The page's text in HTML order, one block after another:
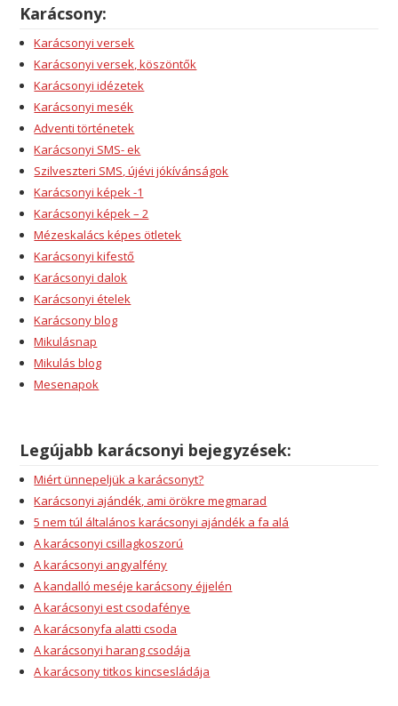
Karácsony:
Karácsonyi versek
Karácsonyi versek, köszöntők
Karácsonyi idézetek
Karácsonyi mesék
Adventi történetek
Karácsonyi SMS- ek
Szilveszteri SMS, újévi jókívánságok
Karácsonyi képek -1
Karácsonyi képek – 2
Mézeskalács képes ötletek
Karácsonyi kifestő
Karácsonyi dalok
Karácsonyi ételek
Karácsony blog
Mikulásnap
Mikulás blog
Mesenapok
Legújabb karácsonyi bejegyzések:
Miért ünnepeljük a karácsonyt?
Karácsonyi ajándék, ami örökre megmarad
5 nem túl általános karácsonyi ajándék a fa alá
A karácsonyi csillagkoszorú
A karácsonyi angyalfény
A kandalló meséje karácsony éjjelén
A karácsonyi est csodafénye
A karácsonyfa alatti csoda
A karácsonyi harang csodája
A karácsony titkos kincsesládája